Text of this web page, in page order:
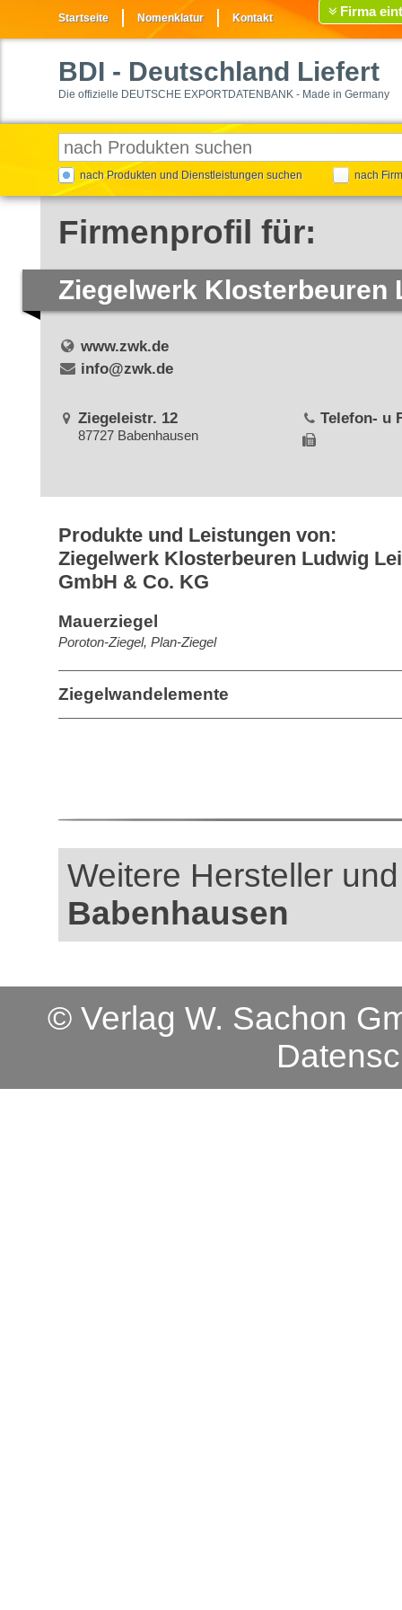
Startseite Nomenklatur Kontakt Firma
BDI - Deutschland Liefert
Die offizielle DEUTSCHE EXPORTDATENBANK - Made in Germany
nach Produkten und Dienstleistungen suchen nach
Firmenprofil für:
Ziegelwerk Klosterbeuren
www.zwk.de
info@zwk.de
Ziegeleistr. 12
87727 Babenhausen
Telefon- u
Produkte und Leistungen von:
Ziegelwerk Klosterbeuren Ludwig
GmbH & Co. KG
Mauerziegel
Poroton-Ziegel, Plan-Ziegel
Ziegelwandelemente
Weitere Hersteller
Babenhausen
© Verlag W. Sachon